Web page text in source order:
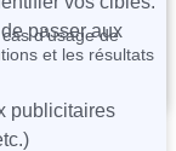
d’usage de
et les résultats
passer aux
publicitaires